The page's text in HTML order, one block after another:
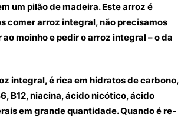
um pilão de madeira. Este arroz é
comer arroz integral, não precisamos
moinho e pedir o arroz integral – o da
integral, é rica em hidratos de carbono,
B12, niacina, ácido nicótico, ácido
em grande quantidade. Quando é re-